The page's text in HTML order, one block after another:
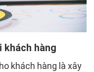
khách hàng
khách hàng là xây